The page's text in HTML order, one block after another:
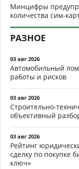
Минцифры
количества сим-
РАЗНОЕ
03 авг 2026
Автомобильный
работы и рисков
03 авг 2026
Строительно-
объективный
03 авг 2026
Рейтинг
сделку по покупке
ключ»